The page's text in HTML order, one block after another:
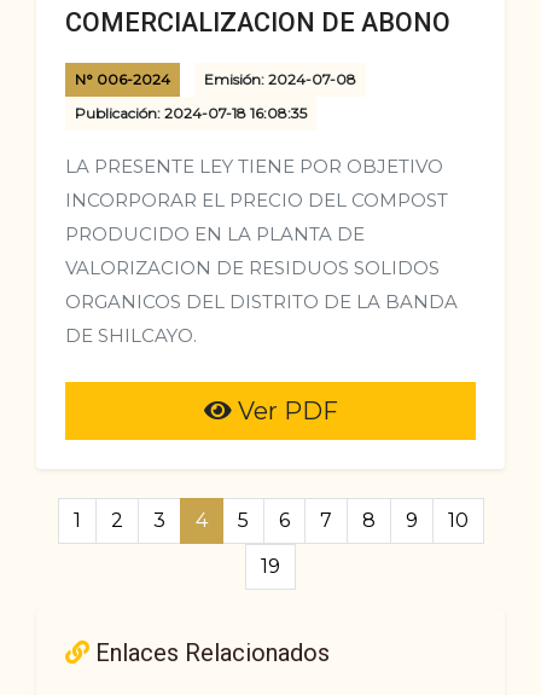
COMERCIALIZACION DE ABONO
N° 006-2024
Emisión: 2024-07-08
Publicación: 2024-07-18 16:08:35
LA PRESENTE LEY TIENE POR OBJETIVO
INCORPORAR EL PRECIO DEL COMPOST
PRODUCIDO EN LA PLANTA DE
VALORIZACION DE RESIDUOS SOLIDOS
ORGANICOS DEL DISTRITO DE LA BANDA
DE SHILCAYO.
Ver PDF
1 2 3 4 5 6 7 8 9
10
19
Enlaces Relacionados